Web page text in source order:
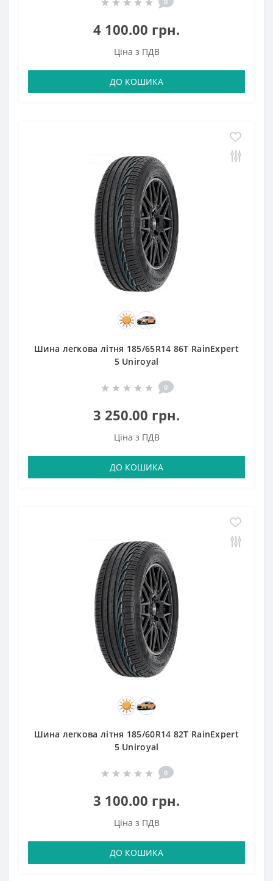
4 100.00 грн.
Ціна з ПДВ
ДО КОШИКА
Шина легкова літня 185/65R14 86T RainExpert
5 Uniroyal
0
3 250.00 грн.
Ціна з ПДВ
ДО КОШИКА
Шина легкова літня 185/60R14 82T RainExpert
5 Uniroyal
0
3 100.00 грн.
Ціна з ПДВ
ДО КОШИКА